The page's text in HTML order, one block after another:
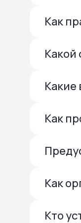
Как
Какой
Какие
Как
Как
Кто